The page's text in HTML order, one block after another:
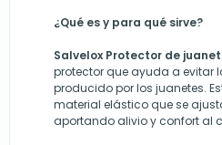
¿Qué es y para qué sirve?
Salvelox Protector de
protector que ayuda a evitar
producido por los juanetes.
material elástico que se
aportando alivio y confort al